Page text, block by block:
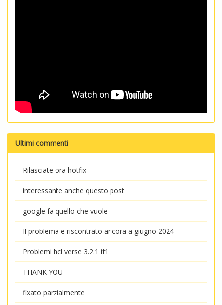
Ultimi commenti
Rilasciate ora hotfix
interessante anche questo post
google fa quello che vuole
Il problema è riscontrato ancora a giugno 2024
Problemi hcl verse 3.2.1 if1
THANK YOU
fixato parzialmente